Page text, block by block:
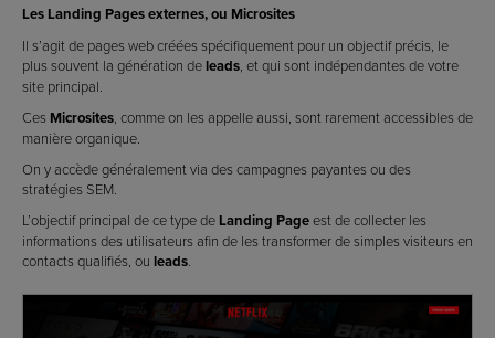
Les Landing Pages externes, ou Microsites
Il s’agit de pages web créées spécifiquement pour un objectif précis, le
plus souvent la génération de leads, et qui sont indépendantes de votre
site principal.
Ces Microsites, comme on les appelle aussi, sont rarement accessibles de
manière organique.
On y accède généralement via des campagnes payantes ou des
stratégies SEM.
L’objectif principal de ce type de Landing Pageest de collecter les
informations des utilisateurs afin de les transformer de simples visiteurs en
contacts qualifiés, ou leads.